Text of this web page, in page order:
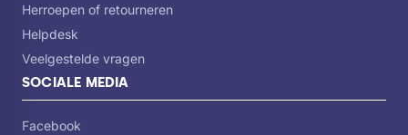
Herroepen of retourneren
Helpdesk
Veelgestelde vragen
SOCIALE MEDIA
Facebook